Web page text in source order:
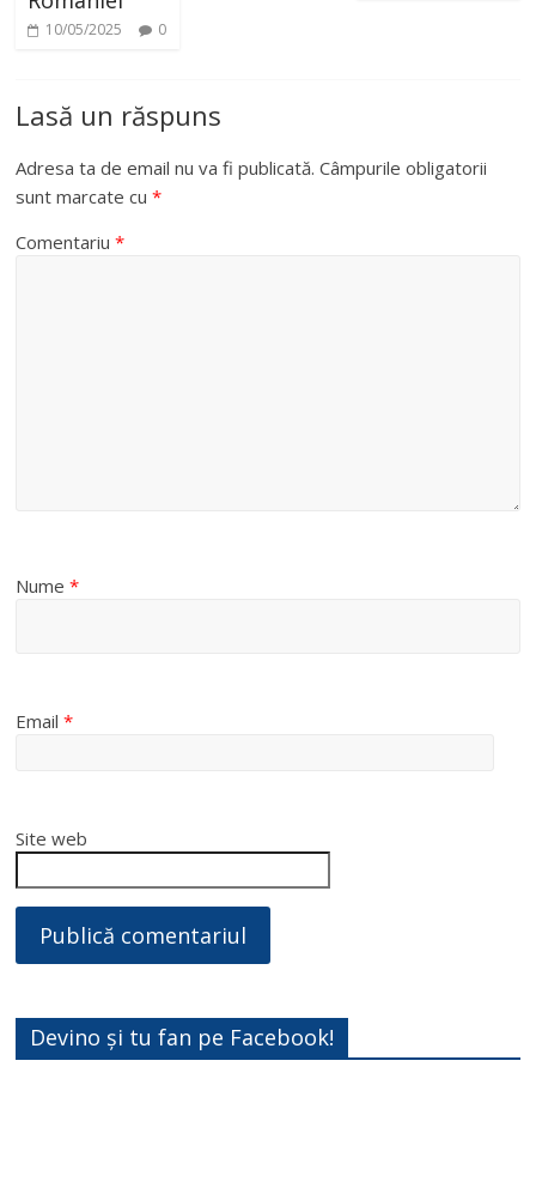
10/05/2025 0
Lasă un răspuns
Adresa ta de email nu va fi publicată. Câmpurile obligatorii
sunt marcate cu*
Comentariu*
Nume*
Email*
Site web
Devino și tu fan pe Facebook!